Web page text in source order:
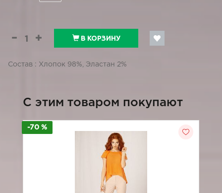
В КОРЗИНУ
Состав : Хлопок 98%, Эластан 2%
C этим товаром покупают
-70 %